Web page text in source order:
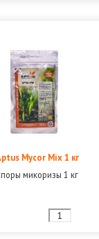
Mycor Mix 1 кг
микоризы 1 кг